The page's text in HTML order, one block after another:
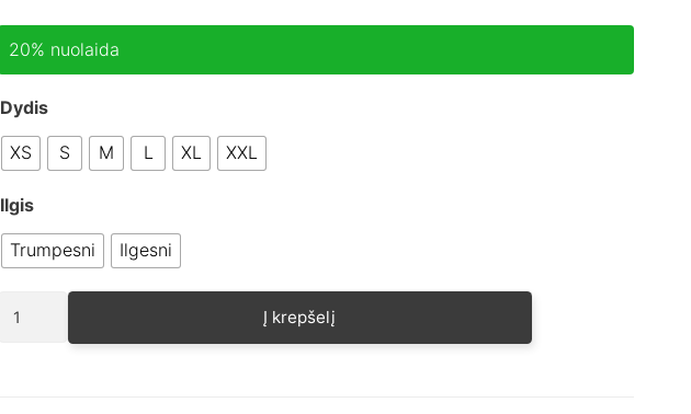
20% nuolaida
Dydis
XS S M L XL XXL
Ilgis
Trumpesni Ilgesni
Į krepšelį